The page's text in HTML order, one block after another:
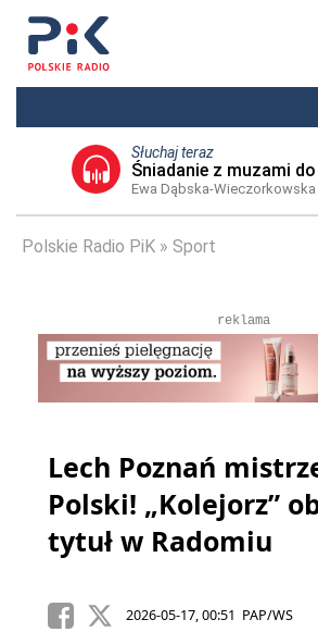
Słuchaj teraz
Śniadanie z muzami
Ewa Dąbska-Wieczorkowska
Polskie Radio PiK Sport
reklama
Lech Poznań
Polski! „Kolejorz”
tytuł w Radomiu
2026-05-17, 00:51 PAP/WS